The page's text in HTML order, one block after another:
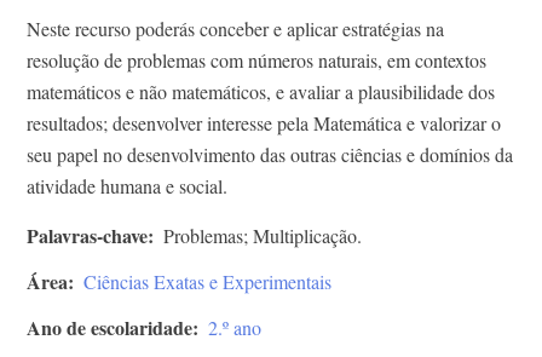
Neste recurso poderás conceber e aplicar estratégias na
resolução de problemas com números naturais, em contextos
matemáticos e não matemáticos, e avaliar a plausibilidade dos
resultados; desenvolver interesse pela Matemática e valorizar o
seu papel no desenvolvimento das outras ciências e domínios da
atividade humana e social.
Palavras-chave Problemas; Multiplicação.
Área Ciências Exatas e Experimentais
Ano de escolaridade 2.º ano